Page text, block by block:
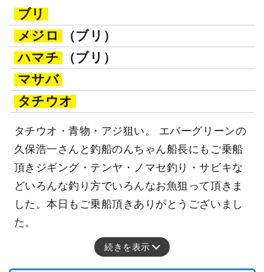
ブリ
メジロ
（ブリ）
ハマチ
（ブリ）
マサバ
タチウオ
タチウオ・青物・アジ狙い。 エバーグリーンの
久保浩一さんと釣船のんちゃん船長にもご乗船
頂きジギング・テンヤ・ノマセ釣り・サビキな
どいろんな釣り方でいろんなお魚狙って頂きま
した。本日もご乗船頂きありがとうございまし
た。
続きを表示